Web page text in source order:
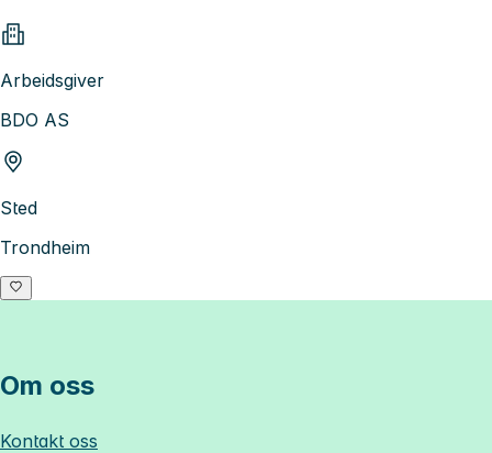
Arbeidsgiver
BDO AS
Sted
Trondheim
Om oss
Kontakt oss